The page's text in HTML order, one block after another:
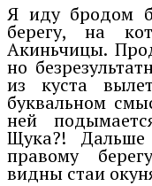
Я иду бродом
берегу, на
Акиньчицы.
но
из куста
буквальном
ней
Щука?!
правому
видны стаи